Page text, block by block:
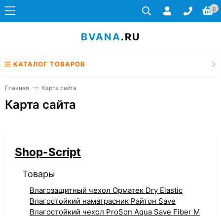
0
BVANA.RU
КАТАЛОГ ТОВАРОВ
Главная Карта сайта
Карта сайта
Shop-Script
Товары
Влагозащитный чехол Орматек Dry Elastic
Влагостойкий наматрасник Райтон Save
Влагостойкий чехол ProSon Aqua Save Fiber M